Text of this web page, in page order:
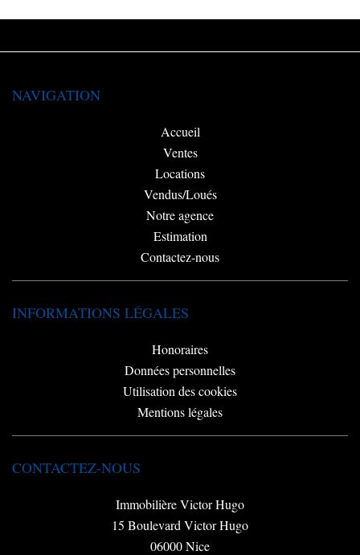
NAVIGATION
Accueil
Ventes
Locations
Vendus/Loués
Notre agence
Estimation
Contactez-nous
INFORMATIONS LÉGALES
Honoraires
Données personnelles
Utilisation des cookies
Mentions légales
CONTACTEZ-NOUS
Immobilière Victor Hugo
15 Boulevard Victor Hugo
06000Nice